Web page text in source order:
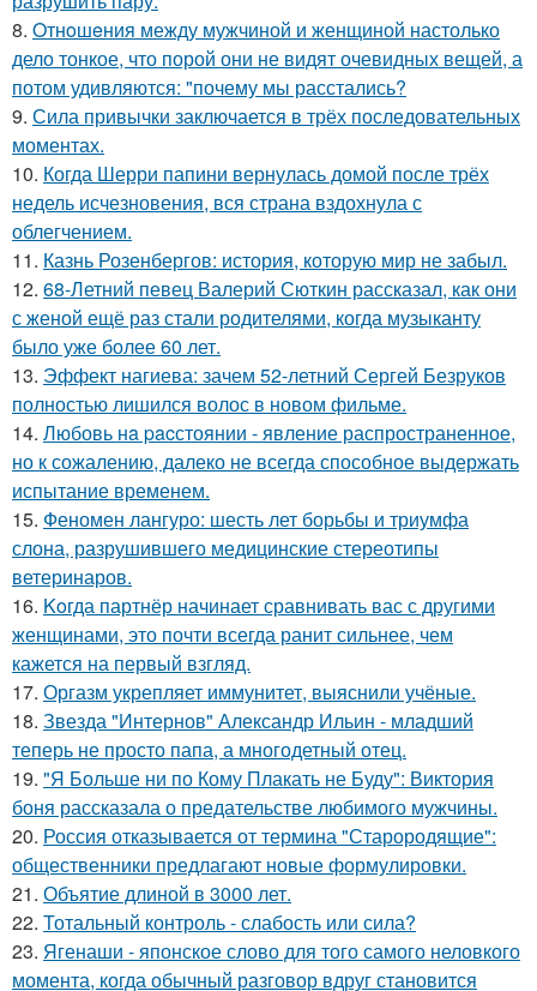
8. Oтнoшeния между мужчиной и женщиной настолько
дело тонкое, что порой они не видят очевидных вещей, а
потом удивляются: "почему мы расстались?
9. Сила привычки заключается в трёх последовательных
моментах.
10. Когда Шерри папини вернулась домой после трёх
недель исчезновения, вся страна вздохнула с
облегчением.
11. Казнь Розенбергов: история, которую мир не забыл.
12. 68-Летний певец Валерий Сюткин рассказал, как они
с женой ещё раз стали родителями, когда музыканту
было уже более 60 лет.
13. Эффект нагиева: зачем 52-летний Сергей Безруков
полностью лишился волос в новом фильме.
14. Любовь нa pacстоянии - явление распространенное,
но к сожалению, далеко не всегда способное выдержать
испытание временем.
15. Феномен лангуро: шесть лет борьбы и триумфа
слона, разрушившего медицинские стереотипы
ветеринаров.
16. Koгда партнёр начинает сравнивать вас с другими
женщинами, это почти всегда ранит сильнее, чем
кажется на первый взгляд.
17. Оргазм укрепляет иммунитет, выяснили учёные.
18. Звезда "Интернов" Александр Ильин - младший
теперь не просто папа, а многодетный отец.
19. "Я Больше ни по Кому Плакать не Буду": Виктория
боня рассказала о предательстве любимого мужчины.
20. Россия отказывается от термина "Старородящие":
общественники предлагают новые формулировки.
21. Объятие длиной в 3000 лет.
22. Тотальный контроль - слабость или сила?
23. Ягенаши - японское слово для того самого неловкого
момента, когда обычный разговор вдруг становится